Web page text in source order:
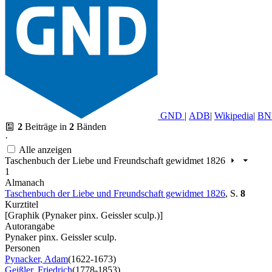
GND | ADB| Wikipedia|
2 Beiträge in 2 Bänden
·
Alle anzeigen
Taschenbuch der Liebe und Freundschaft gewidmet 1826
1
Almanach
Taschenbuch der Liebe und Freundschaft gewidmet 1826, S. 8
Kurztitel
[Graphik (Pynaker pinx. Geissler sculp.)]
Autorangabe
Pynaker pinx. Geissler sculp.
Personen
Pynacker, Adam(1622-1673)
Geißler, Friedrich(1778-1853)